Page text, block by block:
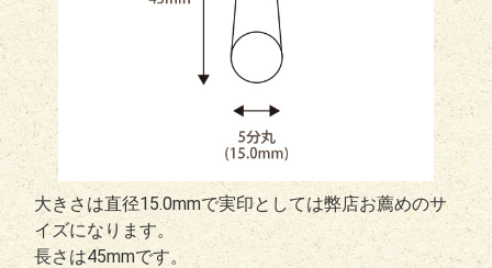
大きさは直径15.0mmで実印としては弊店お薦めのサ
イズになります。
長さは45mmです。